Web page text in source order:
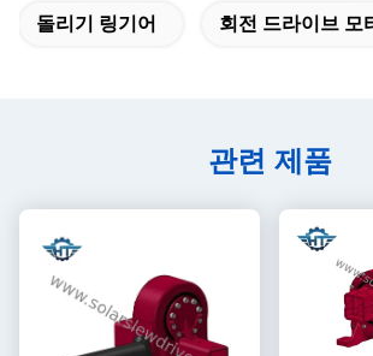
돌리기 링기어 회전 드라이브 모
관련 제품